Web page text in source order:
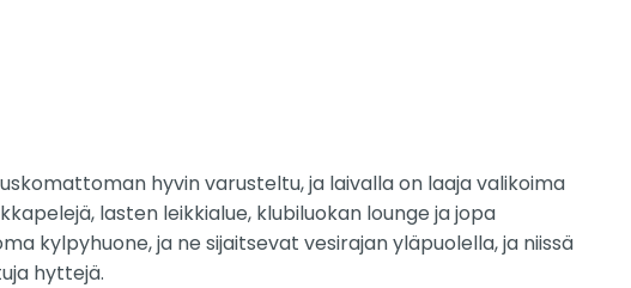
hyvin varusteltu, ja laivalla on laaja valikoima
lasten leikkialue, klubiluokan lounge ja jopa
kylpyhuone, ja ne sijaitsevat vesirajan yläpuolella, ja niissä
hyttejä.